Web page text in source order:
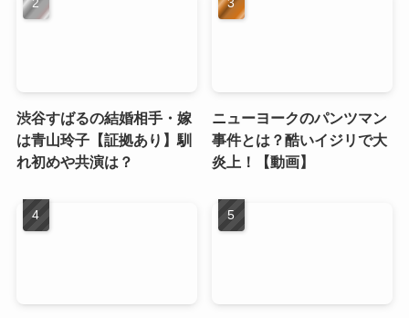
渋谷すばるの結婚相手・嫁
は青山玲子【証拠あり】馴
れ初めや共演は？
ニューヨークのパンツマン
事件とは？酷いイジリで大
炎上！【動画】